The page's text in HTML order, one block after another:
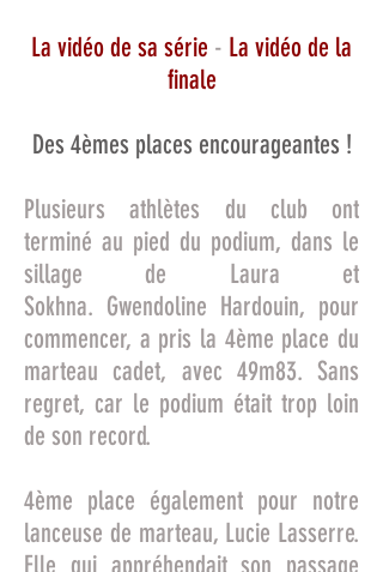
La vidéo de sa série - La vidéo de la
finale
Des 4èmes places encourageantes !
Plusieurs athlètes du club ont
terminé au pied du podium, dans le
sillage de Laura et
Sokhna. Gwendoline Hardouin, pour
commencer, a pris la 4ème place du
marteau cadet, avec 49m83. Sans
regret, car le podium était trop loin
de son record.
4ème place également pour notre
lanceuse de marteau, Lucie Lasserre.
Elle qui appréhendait son passage